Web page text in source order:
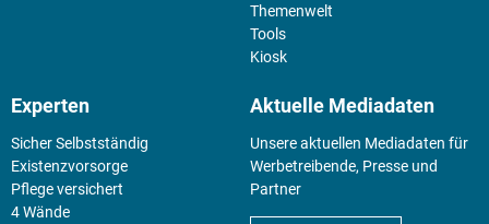
Themenwelt
Tools
Kiosk
Experten
Sicher Selbstständig
Existenz­vorsorge
Pflege versichert
4 Wände
Aktuelle Mediadaten
Unsere aktuellen Mediadaten für
Werbetreibende, Presse und
Partner